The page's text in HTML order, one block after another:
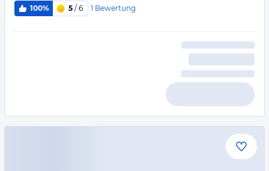
100% 5 / 6 1 Bewertung